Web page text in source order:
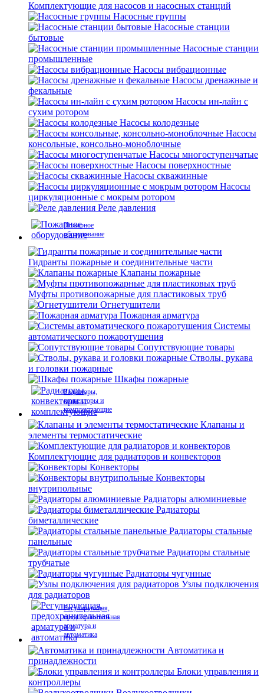
Комплектующие для насосов и насосных станций
Насосные группы
Насосные станции
бытовые
Насосные станции
промышленные
Насосы вибрационные
Насосы дренажные и
фекальные
Насосы ин-лайн с
сухим ротором
Насосы колодезные
Насосы
консольные, консольно-моноблочные
Насосы многоступенчатые
Насосы поверхностные
Насосы скважинные
Насосы
циркуляционные с мокрым ротором
Реле давления
Пожарное
оборудование
Гидранты пожарные и соединительные части
Клапаны пожарные
Муфты противопожарные для пластиковых труб
Огнетушители
Пожарная арматура
Системы
автоматического пожаротушения
Сопутствующие товары
Стволы, рукава
и головки пожарные
Шкафы пожарные
Радиаторы,
конвекторы и
комплектующие
Клапаны и
элементы термостатические
Комплектующие для радиаторов и конвекторов
Конвекторы
Конвекторы
внутрипольные
Радиаторы алюминиевые
Радиаторы
биметаллические
Радиаторы стальные
панельные
Радиаторы стальные
трубчатые
Радиаторы чугунные
Узлы подключения
для радиаторов
Регулирующая,
предохранительная
арматура и
автоматика
Автоматика и
принадлежности
Блоки управления и
контроллеры